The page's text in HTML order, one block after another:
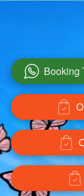
` Booking
`
`
`